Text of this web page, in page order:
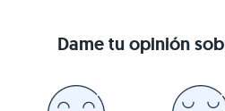
Dame tu opinión